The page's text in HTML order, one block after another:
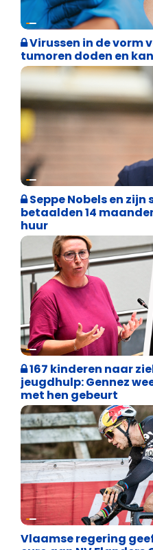
Weekblad 't
Virussen in de vorm
tumoren doden en
Binnenland politiek
Seppe Nobels en
betaalden 14
huur
Binnenland politiek
167 kinderen naar
jeugdhulp: Gennez
met hen gebeurt
Binnenland politiek
Vlaamse regering